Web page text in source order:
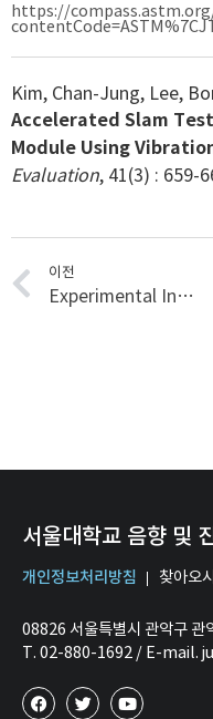
https://
Kim, Chan-Jung, Lee,
Accelerated Slam
Module Using
Evaluation, 41(3) : 659-
이전
Experimental Investigation of Creep Groan Noise
서울대학교 음향 및
개인정보처리방침 찾아오
08826 서울특별시 관악구
T. 02-880-1692 / E-mail.